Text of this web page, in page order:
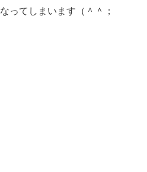
ってしまいます（＾＾；